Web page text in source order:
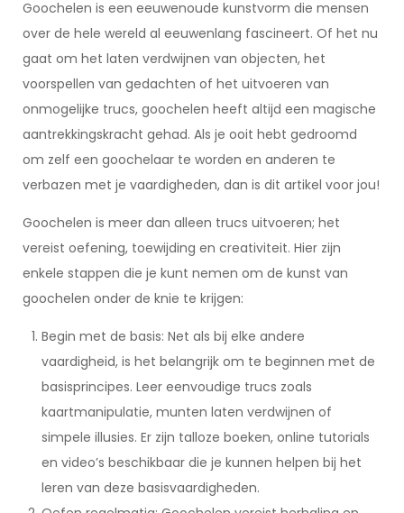
Goochelen is een eeuwenoude kunstvorm die mensen
over de hele wereld al eeuwenlang fascineert. Of het nu
gaat om het laten verdwijnen van objecten, het
voorspellen van gedachten of het uitvoeren van
onmogelijke trucs, goochelen heeft altijd een magische
aantrekkingskracht gehad. Als je ooit hebt gedroomd
om zelf een goochelaar te worden en anderen te
verbazen met je vaardigheden, dan is dit artikel voor jou!
Goochelen is meer dan alleen trucs uitvoeren; het
vereist oefening, toewijding en creativiteit. Hier zijn
enkele stappen die je kunt nemen om de kunst van
goochelen onder de knie te krijgen:
Begin met de basis: Net als bij elke andere
vaardigheid, is het belangrijk om te beginnen met de
basisprincipes. Leer eenvoudige trucs zoals
kaartmanipulatie, munten laten verdwijnen of
simpele illusies. Er zijn talloze boeken, online tutorials
en video’s beschikbaar die je kunnen helpen bij het
leren van deze basisvaardigheden.